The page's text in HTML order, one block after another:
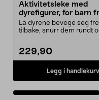
Aktivitetsleke med
dyrefigurer, for barn
La dyrene bevege seg
tilbake, snurr dem rundt
229,90
Legg i handlekurv